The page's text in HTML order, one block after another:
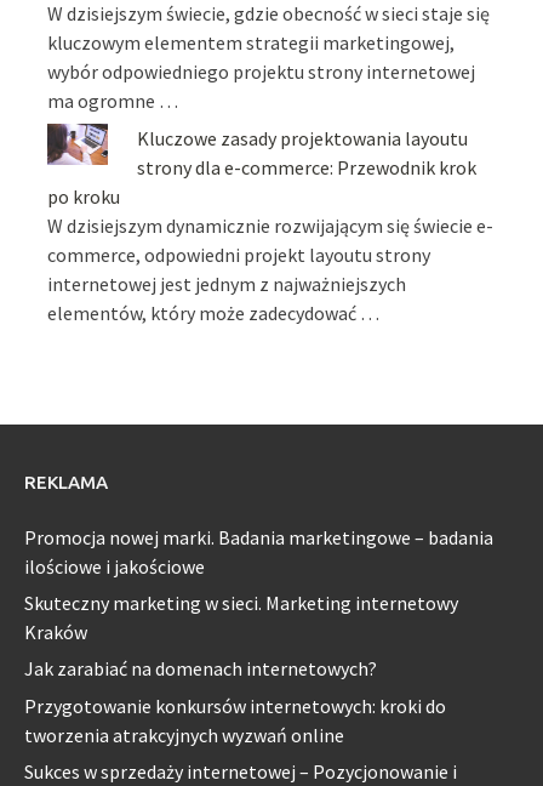
W dzisiejszym świecie, gdzie obecność w sieci staje się
kluczowym elementem strategii marketingowej,
wybór odpowiedniego projektu strony internetowej
ma ogromne …
Kluczowe zasady projektowania layoutu
strony dla e-commerce: Przewodnik krok
po kroku
W dzisiejszym dynamicznie rozwijającym się świecie e-
commerce, odpowiedni projekt layoutu strony
internetowej jest jednym z najważniejszych
elementów, który może zadecydować …
REKLAMA
Promocja nowej marki. Badania marketingowe – badania
ilościowe i jakościowe
Skuteczny marketing w sieci. Marketing internetowy
Kraków
Jak zarabiać na domenach internetowych?
Przygotowanie konkursów internetowych: kroki do
tworzenia atrakcyjnych wyzwań online
Sukces w sprzedaży internetowej – Pozycjonowanie i